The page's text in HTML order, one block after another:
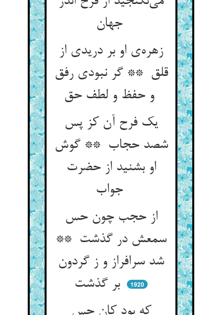
جهان
زهره‌ی او بر دریدی از
قلق ** گر نبودی رفق
و حفظ و لطف حق
یک فرح آن کز پس
شصد حجاب ** گوش
او بشنید از حضرت
جواب
از حجب چون حس
سمعش در گذشت **
شد سرافراز و ز گردون
بر گذشت
1920
که بود کان حس